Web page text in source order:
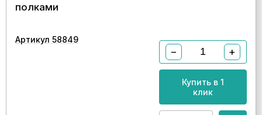
полками
Артикул 58849
− +
Купить в 1
клик